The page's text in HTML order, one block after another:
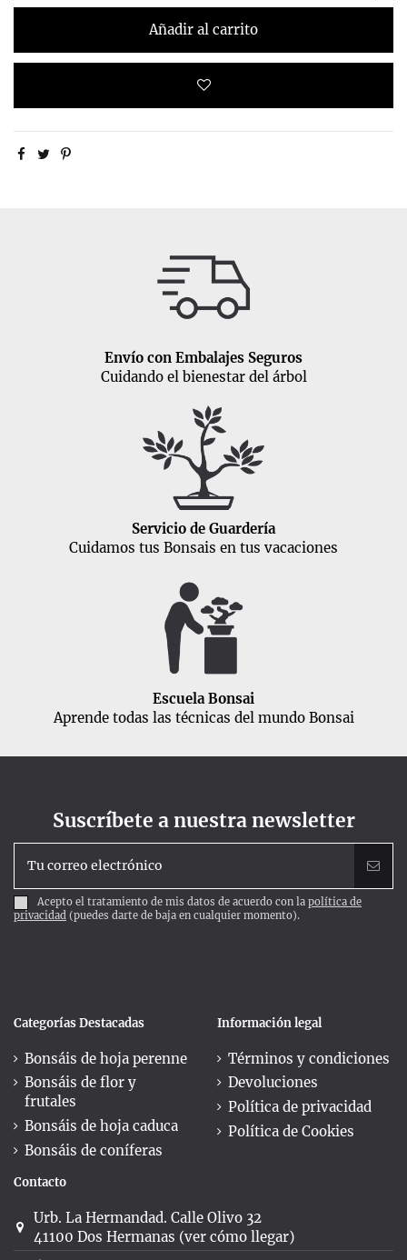
Añadir al carrito
Envío con Embalajes Seguros
Cuidando el bienestar del árbol
Servicio de Guardería
Cuidamos tus Bonsais en tus vacaciones
Escuela Bonsai
Aprende todas las técnicas del mundo Bonsai
Suscríbete a nuestra newsletter
Acepto el tratamiento de mis datos de acuerdo con la política de
privacidad (puedes darte de baja en cualquier momento).
Categorías Destacadas
Bonsáis de hoja perenne
Bonsáis de flor y
frutales
Bonsáis de hoja caduca
Bonsáis de coníferas
Información legal
Términos y condiciones
Devoluciones
Política de privacidad
Política de Cookies
Contacto
Urb. La Hermandad. Calle Olivo 32
41100 Dos Hermanas (ver cómo llegar)